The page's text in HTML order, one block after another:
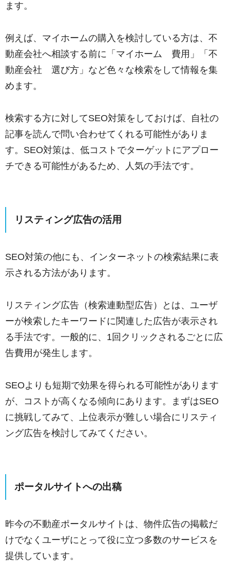
ます。
例えば、マイホームの購入を検討している方は、不
動産会社へ相談する前に「マイホーム 費用」「不
動産会社 選び方」など色々な検索をして情報を集
めます。
検索する方に対してSEO対策をしておけば、自社の
記事を読んで問い合わせてくれる可能性がありま
す。SEO対策は、低コストでターゲットにアプロー
チできる可能性があるため、人気の手法です。
リスティング広告の活用
SEO対策の他にも、インターネットの検索結果に表
示される方法があります。
リスティング広告（検索連動型広告）とは、ユーザ
ーが検索したキーワードに関連した広告が表示され
る手法です。一般的に、1回クリックされるごとに広
告費用が発生します。
SEOよりも短期で効果を得られる可能性があります
が、コストが高くなる傾向にあります。まずはSEO
に挑戦してみて、上位表示が難しい場合にリスティ
ング広告を検討してみてください。
ポータルサイトへの出稿
昨今の不動産ポータルサイトは、物件広告の掲載だ
けでなくユーザにとって役に立つ多数のサービスを
提供しています。